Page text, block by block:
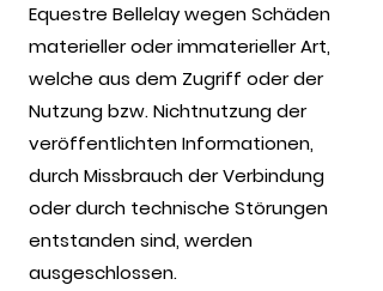
Equestre Bellelay wegen Schäden
materieller oder immaterieller Art,
welche aus dem Zugriff oder der
Nutzung bzw. Nichtnutzung der
veröffentlichten Informationen,
durch Missbrauch der Verbindung
oder durch technische Störungen
entstanden sind, werden
ausgeschlossen.